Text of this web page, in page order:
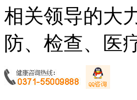
相关领导的大
防、检查、医